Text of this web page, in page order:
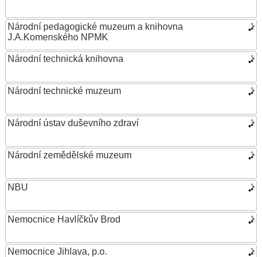
Národní pedagogické muzeum a knihovna
J.A.Komenského NPMK
Národní technická knihovna
Národní technické muzeum
Národní ústav duševního zdraví
Národní zemědělské muzeum
NBU
Nemocnice Havlíčkův Brod
Nemocnice Jihlava, p.o.